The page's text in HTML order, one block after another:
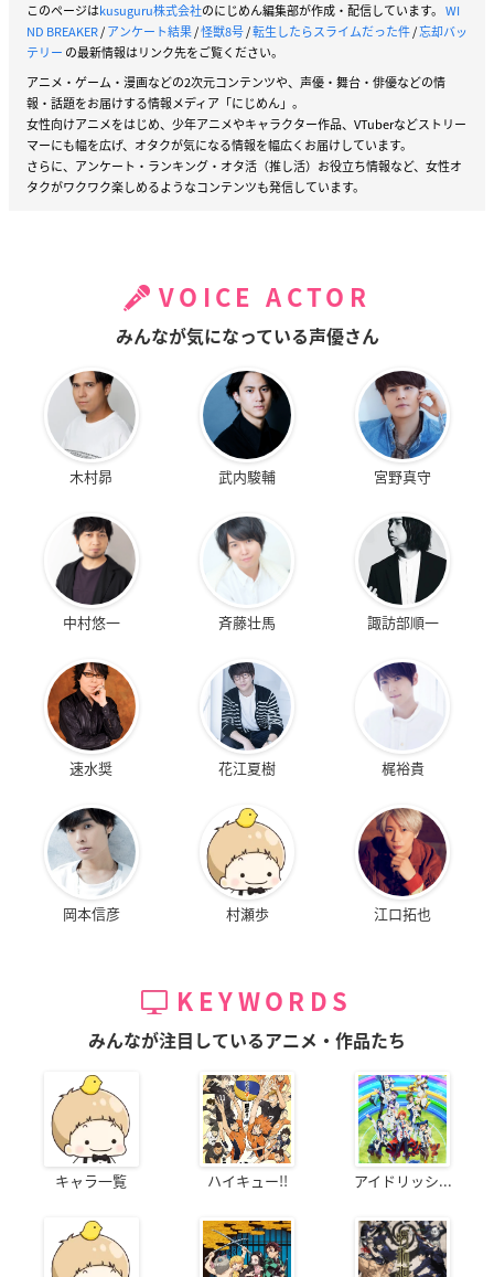
このページはkusuguru株式会社のにじめん編集部が作成・配信しています。 WI
ND BREAKER/アンケート結果/怪獣8号/転生したらスライムだった件/忘却バッ
テリー の最新情報はリンク先をご覧ください。
アニメ・ゲーム・漫画などの2次元コンテンツや、声優・舞台・俳優などの情
報・話題をお届けする情報メディア「にじめん」。
女性向けアニメをはじめ、少年アニメやキャラクター作品、VTuberなどストリー
マーにも幅を広げ、オタクが気になる情報を幅広くお届けしています。
さらに、アンケート・ランキング・オタ活（推し活）お役立ち情報など、女性オ
タクがワクワク楽しめるようなコンテンツも発信しています。
VOICE ACTOR
みんなが気になっている声優さん
木村昴 武内駿輔 宮野真守
中村悠一 斉藤壮馬 諏訪部順一
速水奨 花江夏樹 梶裕貴
岡本信彦 村瀬歩 江口拓也
KEYWORDS
みんなが注目しているアニメ・作品たち
キャラ一覧 ハイキュー!! アイドリッシ...